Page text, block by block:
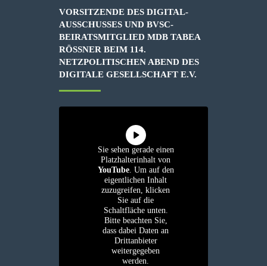
VORSITZENDE DES DIGITAL-
AUSSCHUSSES UND BVSC-
BEIRATSMITGLIED MDB TABEA
RÖSSNER BEIM 114. N
ETZPOLITISCHEN ABEND DES D
IGITALE GESELLSCHAFT E.V.
Sie sehen gerade einen
Platzhalterinhalt von
YouTube. Um auf den
eigentlichen Inhalt
zuzugreifen, klicken
Sie auf die
Schaltfläche unten.
Bitte beachten Sie,
dass dabei Daten an
Drittanbieter
weitergegeben
werden.